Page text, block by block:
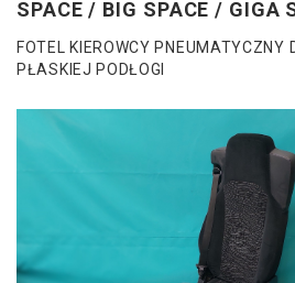
SPACE / BIG SPACE / GIGA
FOTEL KIEROWCY PNEUMATYCZNY
PŁASKIEJ PODŁOGI